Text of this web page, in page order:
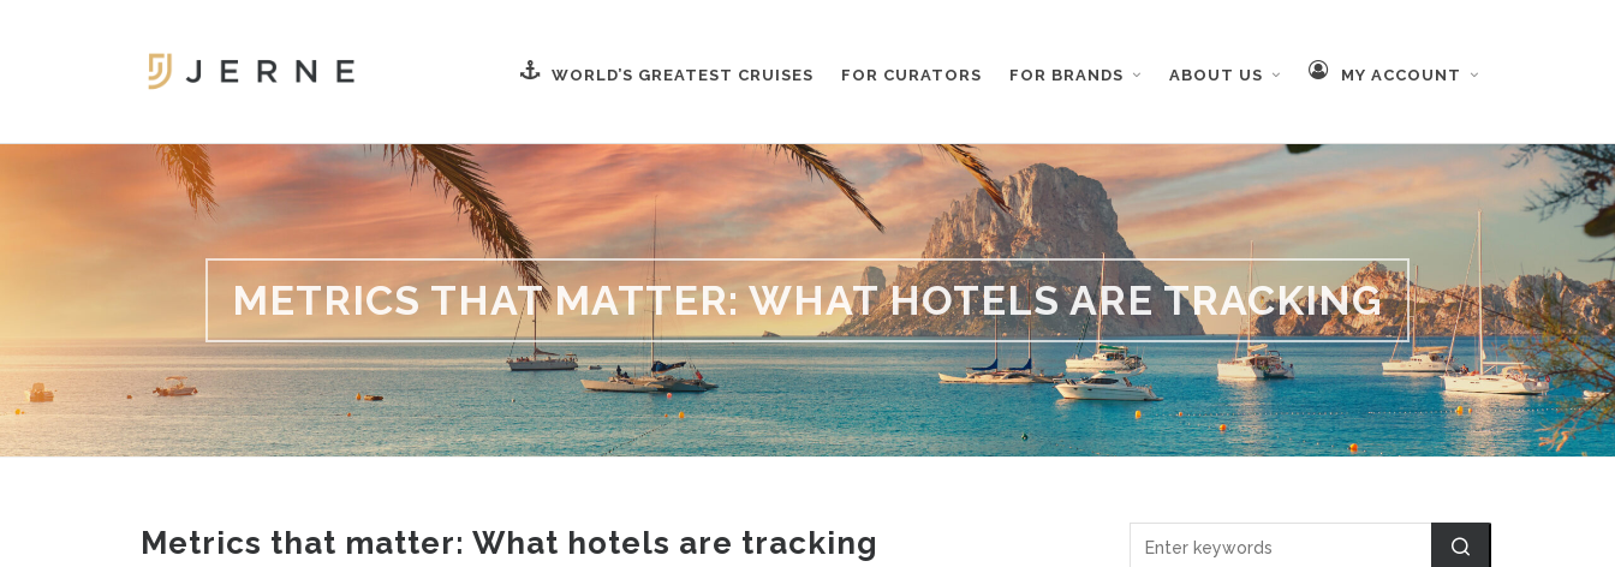
WORLD’S GREATEST CRUISES FOR CURATORS FOR BRANDS ABOUT US MY ACCOUNT
METRICS THAT MATTER: WHAT HOTELS ARE TRACKING
Metrics that matter: What hotels are tracking